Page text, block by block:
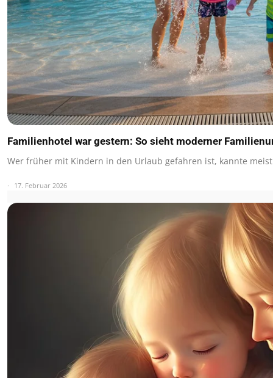
Familienhotel war gestern: So sieht moderner
Wer früher mit Kindern in den Urlaub gefahren ist, kannte
17. Februar 2026